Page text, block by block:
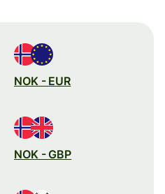
NOK - EUR
NOK - GBP